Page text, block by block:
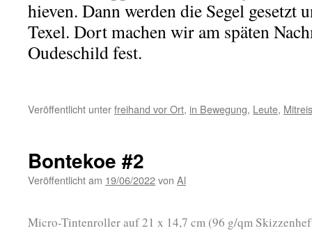
hieven. Dann werden die Segel gesetzt
Texel. Dort machen wir am späten
Oudeschild fest.
Veröffentlicht unterfreihand vor Ort, in Bewegung, Leute,
Bontekoe #2
Veröffentlicht am 19/06/2022von Al
Micro-Tintenroller auf 21 x 14,7 cm (96 g/qm